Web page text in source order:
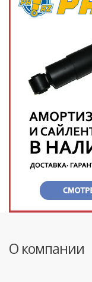
О компании